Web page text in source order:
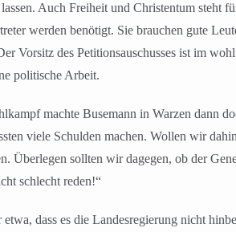
Auch Freiheit und Christentum steht
werden benötigt. Sie brauchen gute
Vorsitz des Petitionsauschusses ist im
politische Arbeit.
machte Busemann in Warzen dann
viele Schulden machen. Wollen wir
Überlegen sollten wir dagegen, ob der
schlecht reden!“
dass es die Landesregierung nicht